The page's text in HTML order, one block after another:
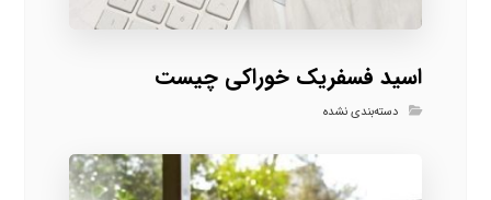
اسید فسفریک خوراکی چیست
دسته‌بندی نشده